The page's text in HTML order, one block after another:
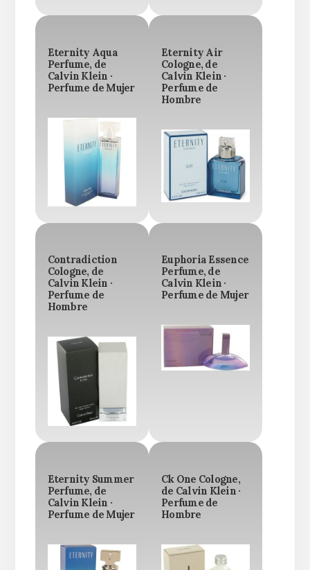
Eternity Aqua
Perfume, de
Calvin Klein ·
Perfume de Mujer
Eternity Air
Cologne, de
Calvin Klein ·
Perfume de
Hombre
Contradiction
Cologne, de
Calvin Klein ·
Perfume de
Hombre
Euphoria Essence
Perfume, de
Calvin Klein ·
Perfume de Mujer
Eternity Summer
Perfume, de
Calvin Klein ·
Perfume de Mujer
Ck One Cologne,
de Calvin Klein ·
Perfume de
Hombre